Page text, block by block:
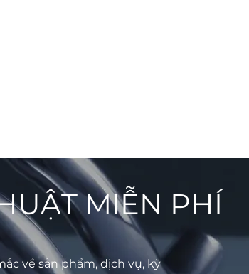
MIỄN PHÍ
về sản phẩm, dịch vụ, kỹ